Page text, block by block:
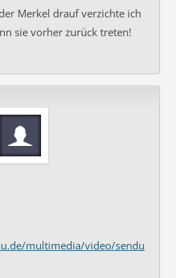
Merkel drauf verzichte ich
sie vorher zurück treten!
multimedia/video/